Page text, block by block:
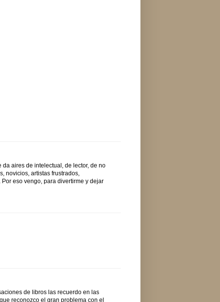
aires de intelectual, de lector, de no
novicios, artistas frustrados,
eso vengo, para divertirme y dejar
de libros las recuerdo en las
reconozco el gran problema con el